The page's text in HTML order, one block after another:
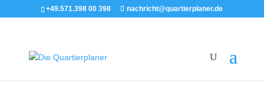
+49.571.398 00 398 nachricht@quartierplaner.de